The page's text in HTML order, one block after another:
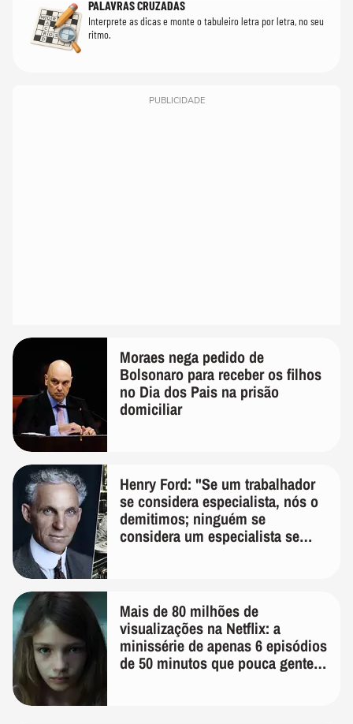
PALAVRAS CRUZADAS
Interprete as dicas e monte o tabuleiro letra por letra, no seu
ritmo.
PUBLICIDADE
Moraes nega pedido de
Bolsonaro para receber os filhos
no Dia dos Pais na prisão
domiciliar
Henry Ford: "Se um trabalhador
se considera especialista, nós o
demitimos; ninguém se
considera um especialista se
Mais de 80 milhões de
visualizações na Netflix: a
minissérie de apenas 6 episódios
de 50 minutos que pouca gente